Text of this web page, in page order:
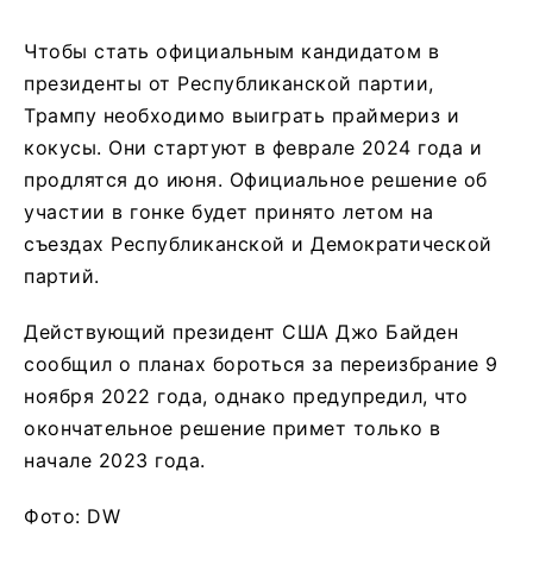
Чтобы стать официальным кандидатом в
президенты от Республиканской партии,
Трампу необходимо выиграть праймериз и
кокусы. Они стартуют в феврале 2024 года и
продлятся до июня. Официальное решение об
участии в гонке будет принято летом на
съездах Республиканской и Демократической
партий.
Действующий президент США Джо Байден
сообщил о планах бороться за переизбрание 9
ноября 2022 года, однако предупредил, что
окончательное решение примет только в
начале 2023 года.
Фото: DW